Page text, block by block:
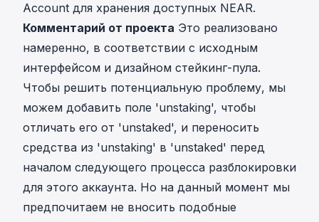
Account для хранения доступных NEAR.
Комментарий от проекта Это реализовано
намеренно, в соответствии с исходным
интерфейсом и дизайном стейкинг-пула.
Чтобы решить потенциальную проблему, мы
можем добавить поле 'unstaking', чтобы
отличать его от 'unstaked', и переносить
средства из 'unstaking' в 'unstaked' перед
началом следующего процесса разблокировки
для этого аккаунта. Но на данный момент мы
предпочитаем не вносить подобные